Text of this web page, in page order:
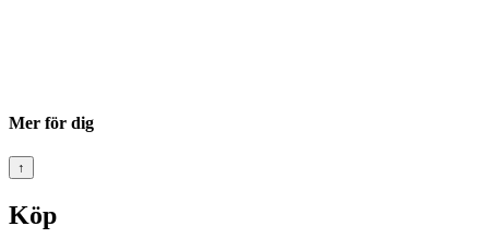
Mer för dig
↑
Köp